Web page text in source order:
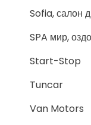
Sofia, салон
SPA мир,
Start-Stop
Tuncar
Van Motors